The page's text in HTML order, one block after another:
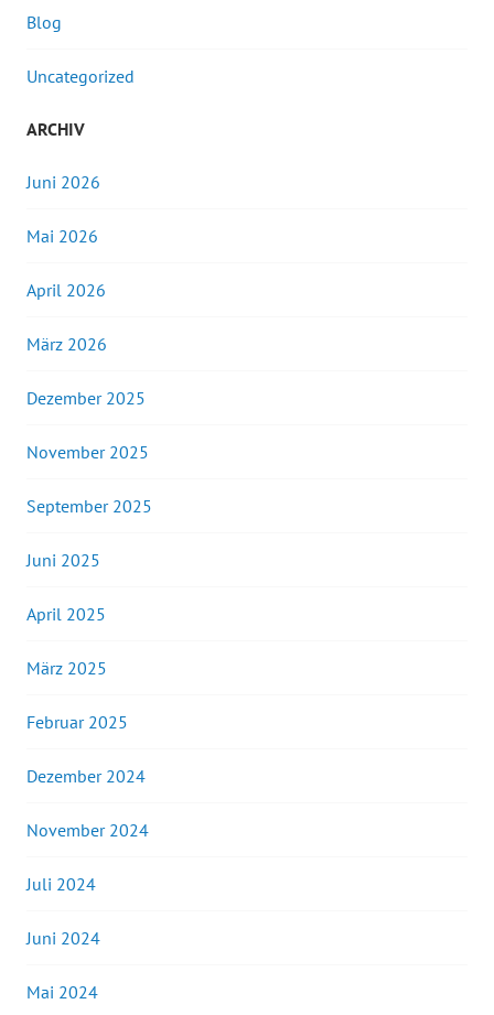
Blog
Uncategorized
ARCHIV
Juni 2026
Mai 2026
April 2026
März 2026
Dezember 2025
November 2025
September 2025
Juni 2025
April 2025
März 2025
Februar 2025
Dezember 2024
November 2024
Juli 2024
Juni 2024
Mai 2024